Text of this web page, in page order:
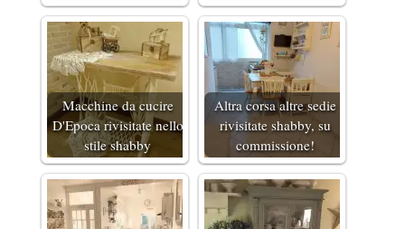
Macchine da cucire
D'Epoca rivisitate nello
stile shabby
Altra corsa altre sedie
rivisitate shabby, su
commissione!